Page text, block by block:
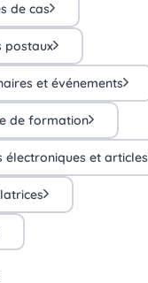
de cas
postaux
et événements
de formation
électroniques et articles